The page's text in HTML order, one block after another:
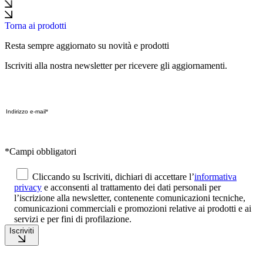
Torna ai prodotti
Resta sempre aggiornato su novità e prodotti
Iscriviti alla nostra newsletter per ricevere gli aggiornamenti.
*Campi obbligatori
Cliccando su Iscriviti, dichiari di accettare l’informativa
privacy e acconsenti al trattamento dei dati personali per
l’iscrizione alla newsletter, contenente comunicazioni tecniche,
comunicazioni commerciali e promozioni relative ai prodotti e ai
servizi e per fini di profilazione.
Iscriviti